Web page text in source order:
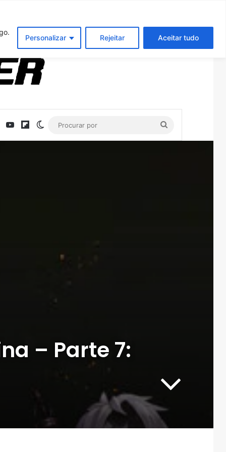
Personalizar Rejeitar Aceitar tudo
YouTubeFlipboardSwitch skin
por
– Parte 7: